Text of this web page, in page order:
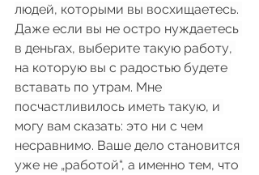
людей, которыми вы восхищаетесь.
Даже если вы не остро нуждаетесь
в деньгах, выберите такую работу,
на которую вы с радостью будете
вставать по утрам. Мне
посчастливилось иметь такую, и
могу вам сказать: это ни с чем
несравнимо. Ваше дело становится
уже не „работой“, а именно тем, что